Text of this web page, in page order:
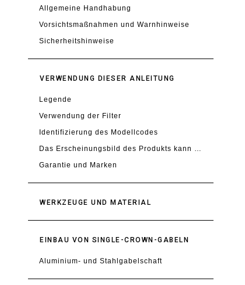
Allgemeine Handhabung
Vorsichtsmaßnahmen und Warnhinweise
Sicherheitshinweise
VERWENDUNG DIESER ANLEITUNG
Legende
Verwendung der Filter
Identifizierung des Modellcodes
Das Erscheinungsbild des Produkts kann abweichen
Garantie und Marken
WERKZEUGE UND MATERIAL
EINBAU VON SINGLE-CROWN-GABELN
Aluminium- und Stahlgabelschaft